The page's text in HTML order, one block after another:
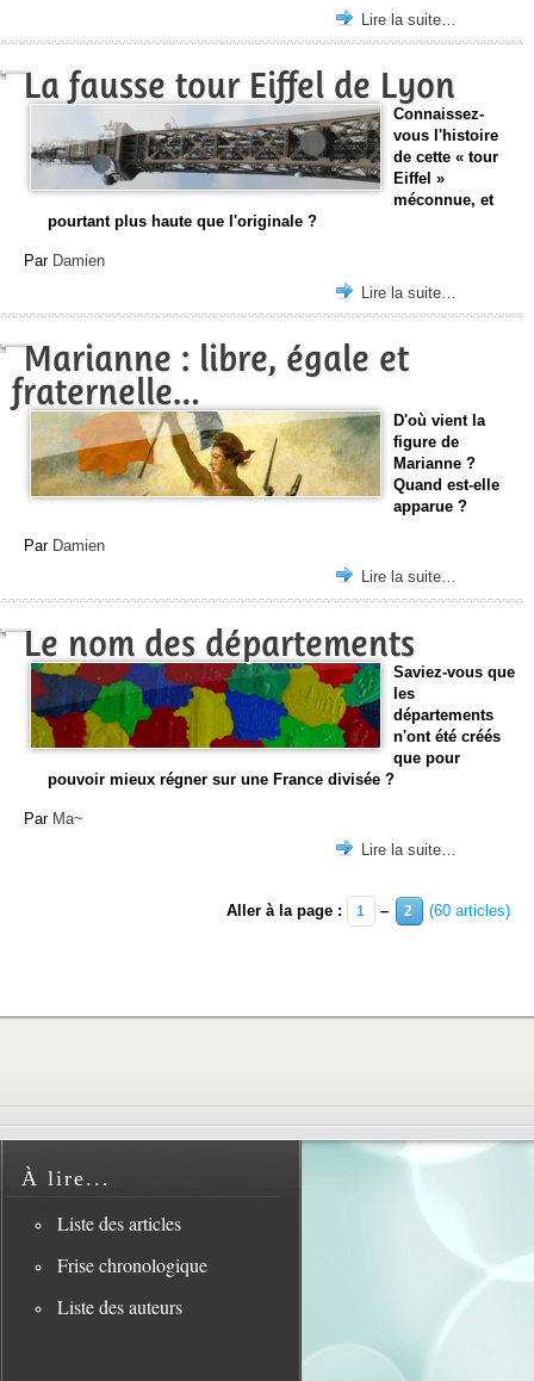
Lire la suite…
La fausse tour Eiffel de Lyon
Connaissez-
vous l'histoire
de cette « tour
Eiffel »
méconnue, et
pourtant plus haute que l'originale ?
Par Damien
Lire la suite…
Marianne : libre, égale et
fraternelle…
D'où vient la
figure de
Marianne ?
Quand est-elle
apparue ?
Par Damien
Lire la suite…
Le nom des départements
Saviez-vous que
les
départements
n'ont été créés
que pour
pouvoir mieux régner sur une France divisée ?
Par Ma~
Lire la suite…
Aller à la page : 1 – 2 (60 articles)
À lire...
Liste des articles
Frise chronologique
Liste des auteurs